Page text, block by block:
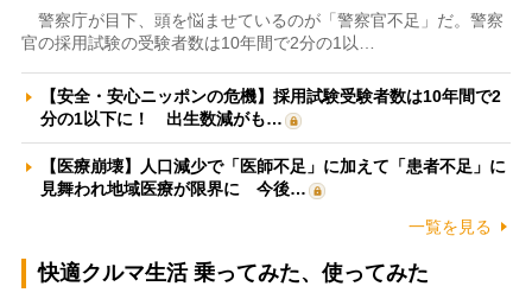
警察庁が目下、頭を悩ませているのが「警察官不足」だ。警察
官の採用試験の受験者数は10年間で2分の1以…
【安全・安心ニッポンの危機】採用試験受験者数は10年間で2
分の1以下に！ 出生数減がも…
【医療崩壊】人口減少で「医師不足」に加えて「患者不足」に
見舞われ地域医療が限界に 今後…
一覧を見る
快適クルマ生活 乗ってみた、使ってみた